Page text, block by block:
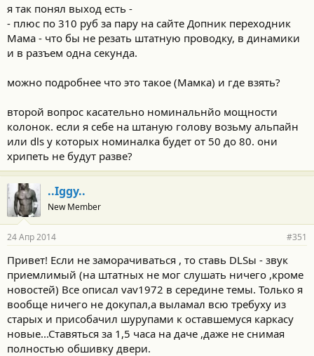
я так понял выход есть -
- плюс по 310 руб за пару на сайте Допник переходник
Мама - что бы не резать штатную проводку, в динамики
и в разъем одна секунда.
можно подробнее что это такое (Мамка) и где взять?
второй вопрос касательно номинальнйо мощности
колонок. если я себе на штаную голову возьму альпайн
или dls у которых номиналка будет от 50 до 80. они
хрипеть не будут разве?
..Iggy..
New Member
24 Апр 2014 #351
Привет! Если не заморачиваться , то ставь DLSы - звук
приемлимый (на штатных не мог слушать ничего ,кроме
новостей) Все описал vav1972 в середине темы. Только я
вообще ничего не докупал,а выламал всю требуху из
старых и присобачил шурупами к оставшемуся каркасу
новые...Ставяться за 1,5 часа на даче ,даже не снимая
полностью обшивку двери.